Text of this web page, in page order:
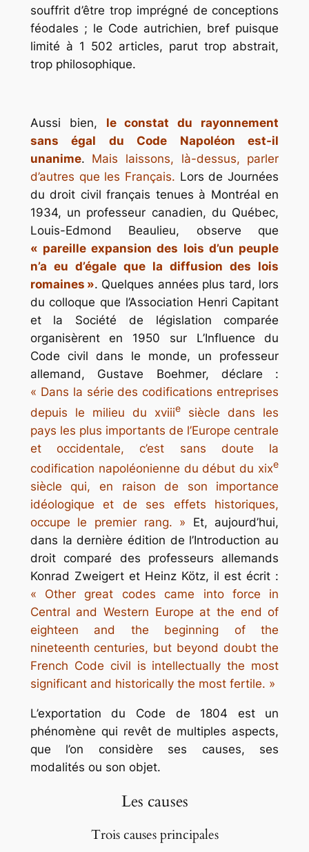
souffrit d’être trop imprégné de conceptions
féodales ; le Code autrichien, bref puisque
limité à 1 502 articles, parut trop abstrait,
trop philosophique.
Aussi bien, le constat du rayonnement
sans égal du Code Napoléon est-il
unanime. Mais laissons, là-dessus, parler
d’autres que les Français. Lors de Journées
du droit civil français tenues à Montréal en
1934, un professeur canadien, du Québec,
Louis-Edmond Beaulieu, observe que
« pareille expansion des lois d’un peuple
n’a eu d’égale que la diffusion des lois
romaines ». Quelques années plus tard, lors
du colloque que l’Association Henri Capitant
et la Société de législation comparée
organisèrent en 1950 sur L’Influence du
Code civil dans le monde, un professeur
allemand, Gustave Boehmer, déclare :
« Dans la série des codifications entreprises
depuis le milieu du xviiie siècle dans les
pays les plus importants de l’Europe centrale
et occidentale, c’est sans doute la
codification napoléonienne du début du xixe
siècle qui, en raison de son importance
idéologique et de ses effets historiques,
occupe le premier rang. » Et, aujourd’hui,
dans la dernière édition de l’Introduction au
droit comparé des professeurs allemands
Konrad Zweigert et Heinz Kötz, il est écrit :
« Other great codes came into force in
Central and Western Europe at the end of
eighteen and the beginning of the
nineteenth centuries, but beyond doubt the
French Code civil is intellectually the most
significant and historically the most fertile. »
L’exportation du Code de 1804 est un
phénomène qui revêt de multiples aspects,
que l’on considère ses causes, ses
modalités ou son objet.
Les causes
Trois causes principales